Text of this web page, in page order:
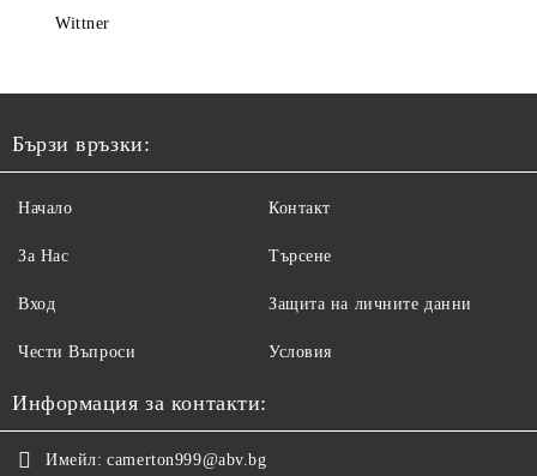
Wittner
Бързи връзки:
Начало
За Нас
Вход
Чести Въпроси
Контакт
Търсене
Защита на личните данни
Условия
Информация за контакти:
Имейл: camerton999@abv.bg